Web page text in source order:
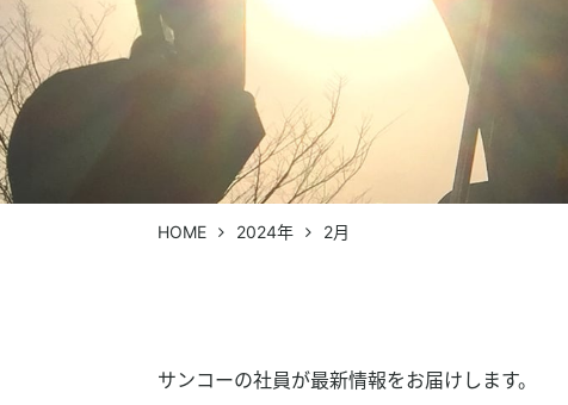
HOME 2024年 2月
サンコーの社員が最新情報をお届けします。